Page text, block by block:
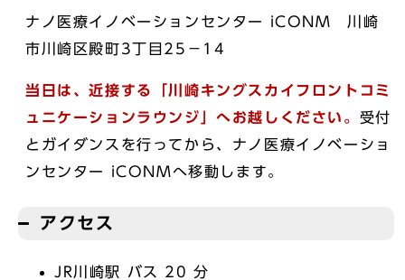
ナノ医療イノベーションセンター iCONM 川崎
市川崎区殿町3丁目25－14
当日は、近接する「川崎キングスカイフロントコミ
ュニケーションラウンジ」へお越しください。 受付
とガイダンスを行ってから、ナノ医療イノベーショ
ンセンター iCONMへ移動します。
アクセス
JR川崎駅 バス 20 分